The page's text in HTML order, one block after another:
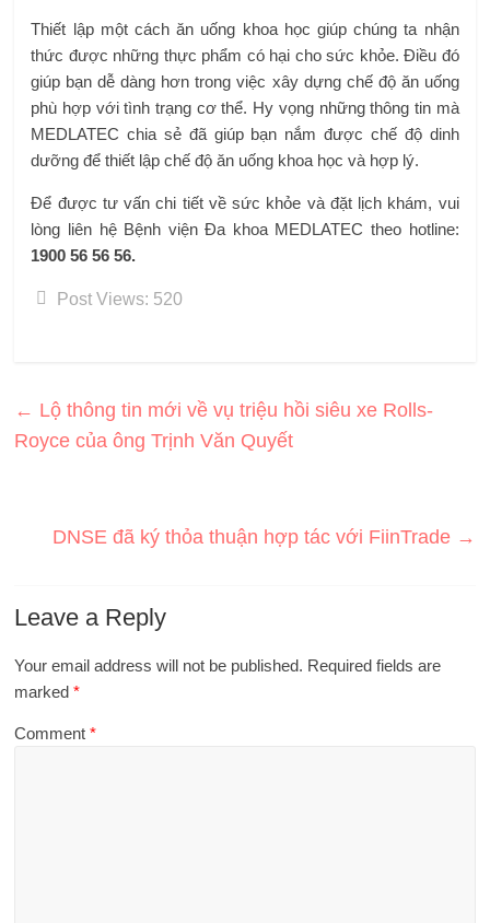
Thiết lập một cách ăn uống khoa học giúp chúng ta nhận
thức được những thực phẩm có hại cho sức khỏe. Điều đó
giúp bạn dễ dàng hơn trong việc xây dựng chế độ ăn uống
phù hợp với tình trạng cơ thể. Hy vọng những thông tin mà
MEDLATEC chia sẻ đã giúp bạn nắm được chế độ dinh
dưỡng để thiết lập chế độ ăn uống khoa học và hợp lý.
Để được tư vấn chi tiết về sức khỏe và đặt lịch khám, vui
lòng liên hệ Bệnh viện Đa khoa MEDLATEC theo hotline:
1900 56 56 56.
Post Views: 520
← Lộ thông tin mới về vụ triệu hồi siêu xe Rolls-
Royce của ông Trịnh Văn Quyết
DNSE đã ký thỏa thuận hợp tác với FiinTrade →
Leave a Reply
Your email address will not be published. Required fields are
marked*
Comment*